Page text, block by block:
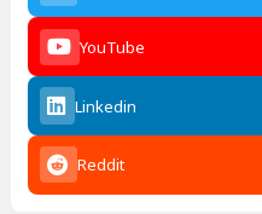
YouTube
Linkedin
Reddit